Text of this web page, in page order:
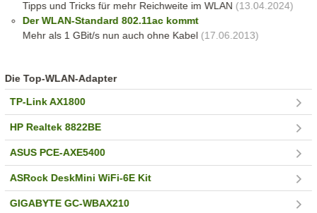
Tipps und Tricks für mehr Reichweite im WLAN (13.04.2024)
Der WLAN-Standard 802.11ac kommt
Mehr als 1 GBit/s nun auch ohne Kabel(17.06.2013)
Die Top-WLAN-Adapter
TP-Link AX1800
HP Realtek 8822BE
ASUS PCE-AXE5400
ASRock DeskMini WiFi-6E Kit
GIGABYTE GC-WBAX210